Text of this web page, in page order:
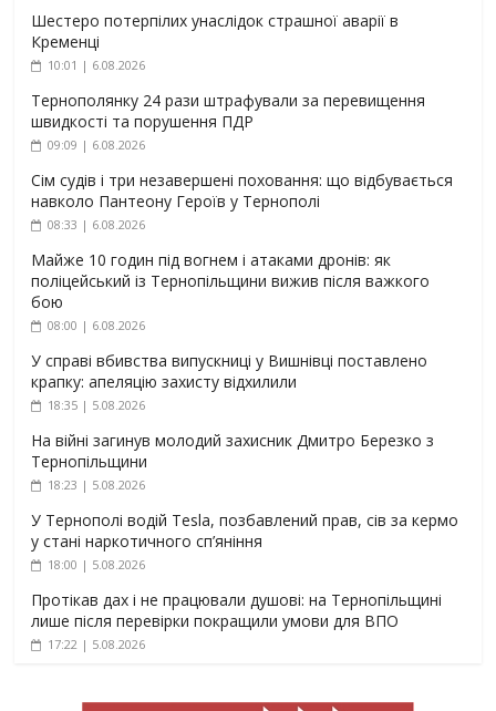
Шестеро потерпілих унаслідок страшної аварії в
Кременці
10:01 | 6.08.2026
Тернополянку 24 рази штрафували за перевищення
швидкості та порушення ПДР
09:09 | 6.08.2026
Сім судів і три незавершені поховання: що відбувається
навколо Пантеону Героїв у Тернополі
08:33 | 6.08.2026
Майже 10 годин під вогнем і атаками дронів: як
поліцейський із Тернопільщини вижив після важкого
бою
08:00 | 6.08.2026
У справі вбивства випускниці у Вишнівці поставлено
крапку: апеляцію захисту відхилили
18:35 | 5.08.2026
На війні загинув молодий захисник Дмитро Березко з
Тернопільщини
18:23 | 5.08.2026
У Тернополі водій Tesla, позбавлений прав, сів за кермо
у стані наркотичного сп’яніння
18:00 | 5.08.2026
Протікав дах і не працювали душові: на Тернопільщині
лише після перевірки покращили умови для ВПО
17:22 | 5.08.2026